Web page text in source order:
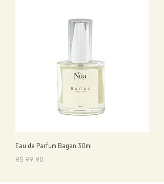
Eau de Parfum Bagan 30ml
Preço
R$ 99,90